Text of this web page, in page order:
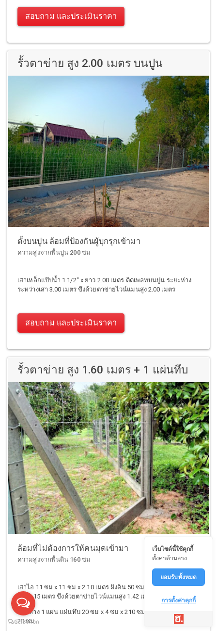
สอบถาม และประเมินราคา
รั้วตาข่าย สูง 2.00 เมตร บนปูน
ตั้งบนปูน ล้อมที่ป้องกันผู้บุกรุกเข้ามา
ความสูงจากพื้นปูน 200 ซม
เสาเหล็กแป๊ปน้ำ 1 1/2" x ยาว 2.00 เมตร ติดเพลทบนปูน ระยะห่าง
ระหว่างเสา 3.00 เมตร ขึงด้วยตาข่ายไวน์แมนสูง 2.00 เมตร
สอบถาม และประเมินราคา
รั้วตาข่าย สูง 1.60 เมตร + 1 แผ่นทึบ
ล้อมที่ไม่ต้องการให้คนมุดเข้ามา
ความสูงจากพื้นดิน 160 ซม
เสาไอ 11 ซม x 11 ซม x 2.10 เมตร ฝังดิน 50 ซม. ระยะห่างระหว่าง
เสา 2.15 เมตร ขึงด้วยตาข่ายไวน์แมนสูง 1.42 เมตร
ด้านล่าง 1 แผ่น แผ่นทึบ 20 ซม x 4 ซม x 210 ซม แผ่นทึบล่างรวมสูง
20 ซม
เว็บไซต์นี้ใช้คุกกี้
ตั้งค่าด้านล่าง
ยอมรับทั้งหมด
การตั้งค่าคุกกี้